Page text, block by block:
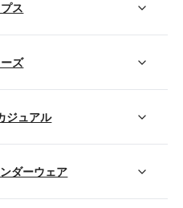
プス
ズ
ジュアル
ダーウェア